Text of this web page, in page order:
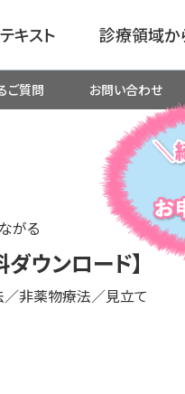
キスト 診療領域か
・小児
診療
ご質問 お問い合わせ
がる
ウンロード】
非薬物療法／見立て